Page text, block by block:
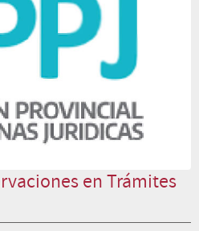
en Trámites